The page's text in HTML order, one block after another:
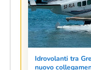
Idrovolanti tra
nuovo